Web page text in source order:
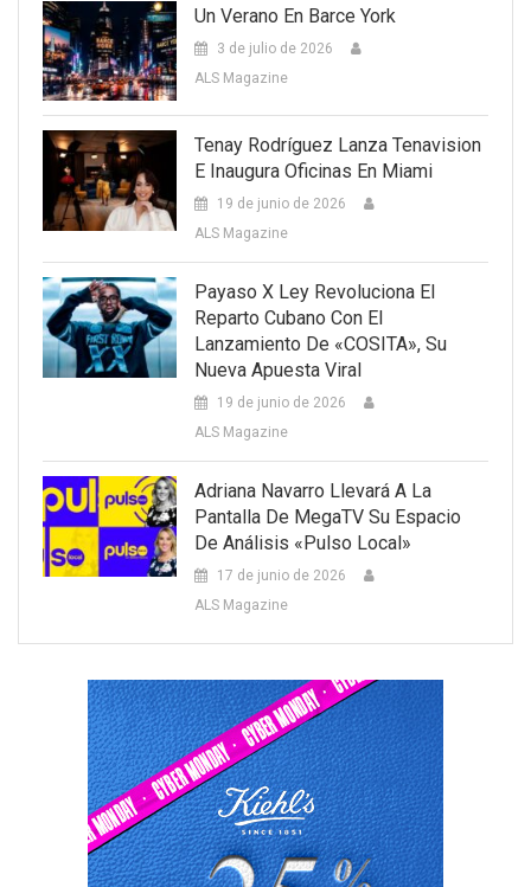
Un Verano En Barce York
3 de julio de 2026
ALS Magazine
Tenay Rodríguez Lanza Tenavision
E Inaugura Oficinas En Miami
19 de junio de 2026
ALS Magazine
Payaso X Ley Revoluciona El
Reparto Cubano Con El
Lanzamiento De «COSITA», Su
Nueva Apuesta Viral
19 de junio de 2026
ALS Magazine
Adriana Navarro Llevará A La
Pantalla De MegaTV Su Espacio
De Análisis «Pulso Local»
17 de junio de 2026
ALS Magazine